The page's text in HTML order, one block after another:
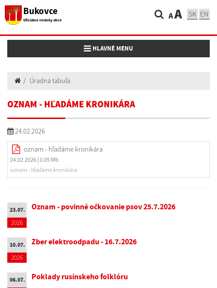
Bukovce
Oficiálne stránky obce AA SK EN
Toggle navigation
HLAVNÉ MENU
Úradná tabuľa
OZNAM - HĽADÁME KRONIKÁRA
24.02.2026
oznam - hľadáme kronikára
24.02.2026 | 0.05 Mb
oznam - hľadáme kronikára
23.07.
2026
Oznam - povinné očkovanie psov 25.7.2026
10.07.
2026
Zber elektroodpadu - 16.7.2026
06.07. Poklady rusínskeho folklóru